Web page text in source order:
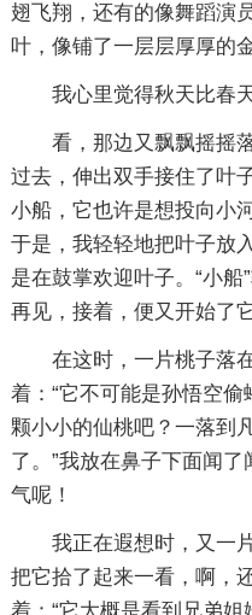
翅飞翔，还有的像舞蹈演
叶，像铺了一层层厚厚的
我心里觉得秋天比春
看，那边又飘飘摇摇
过去，伸出双手接住了叶
小船，它也许是想投向小
于是，我轻轻地把叶子放
是在鼓掌欢迎叶子。“小
再见，接着，便又开始了
在这时，一片桃子落
着：“它不可能是孙悟空
颗小小的仙桃吧？一落到
了。”我放在鼻子下面闻
气呢！
我正在遐想时，又一
把它拾了起来一看，啊，